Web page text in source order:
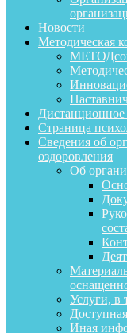
Новости
Методическая
Дистанционное
Страница
Сведения об
оздоровления
Об
Услуги, в
Иная